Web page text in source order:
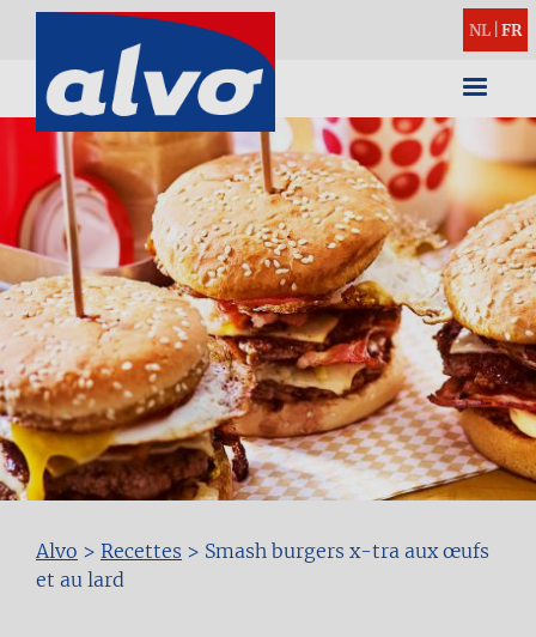
NL FR
Fil
Alvo > Recettes > Smash burgers x-tra aux œufs
et au lard